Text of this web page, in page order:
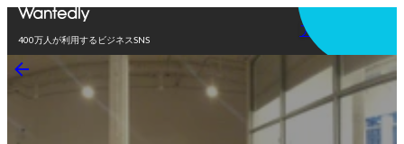
400万人が利用するビジネスSNS
アプリを使う